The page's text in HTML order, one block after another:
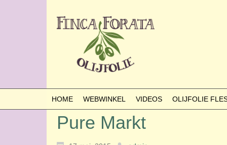
HOME WEBWINKEL VIDEOS OLIJFOLIE
Pure Markt